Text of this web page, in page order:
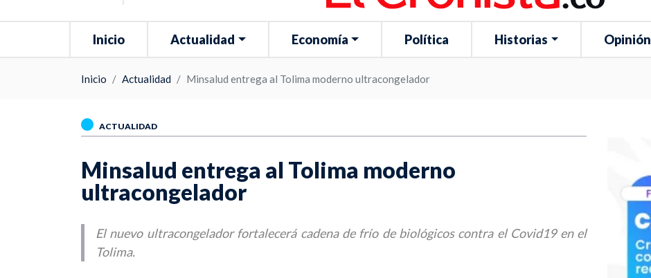
Inicio Actualidad Economía Política Historias Opinión
Inicio Actualidad Minsalud entrega al Tolima moderno ultracongelador
ACTUALIDAD
Minsalud entrega al Tolima moderno
ultracongelador
El nuevo ultracongelador fortalecerá cadena de frío de biológicos contra el Covid19 en el
Tolima.